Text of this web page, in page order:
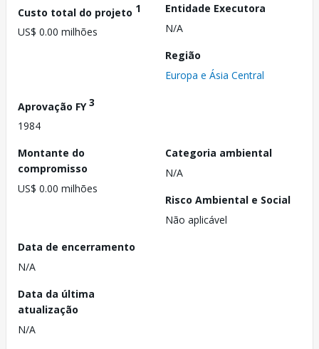
Custo total do projeto 1
US$ 0.00 milhões
Entidade Executora
N/A
Região
Europa e Ásia Central
Aprovação FY3
1984
Montante do
compromisso
US$ 0.00 milhões
Categoria ambiental
N/A
Risco Ambiental e Social
Não aplicável
Data de encerramento
N/A
Data da última
atualização
N/A